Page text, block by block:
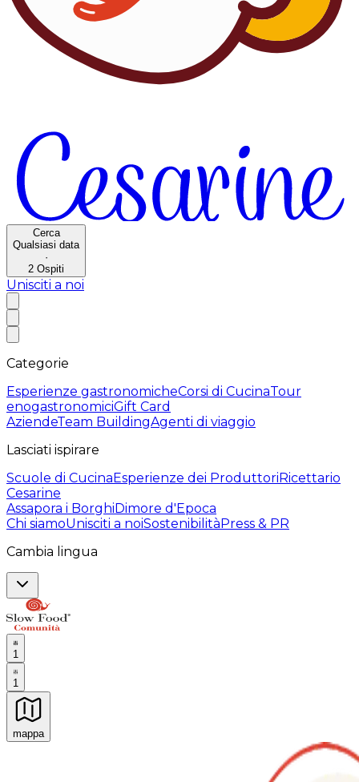
Cerca
Qualsiasi data
·
2 Ospiti
Unisciti a noi
Categorie
Esperienze gastronomicheCorsi di CucinaTour
enogastronomiciGift Card
AziendeTeam BuildingAgenti di viaggio
Lasciati ispirare
Scuole di CucinaEsperienze dei ProduttoriRicettario
Cesarine
Assapora i BorghiDimore d'Epoca
Chi siamoUnisciti a noiSostenibilitàPress & PR
Cambia lingua
1
1
mappa
Esperienze culinarie indimenticabili: Esperienze